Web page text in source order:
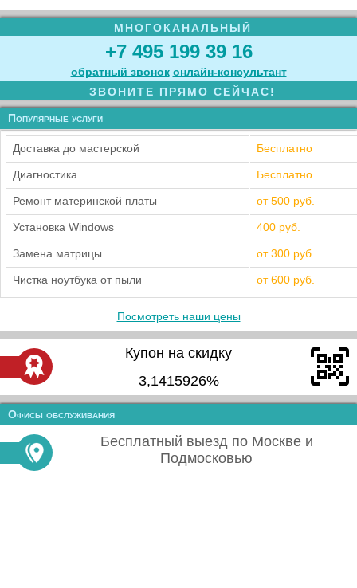
МНОГОКАНАЛЬНЫЙ
+7 495 199 39 16
обратный звонок онлайн‑консультант
ЗВОНИТЕ ПРЯМО СЕЙЧАС!
Популярные услуги
Доставка до мастерской Бесплатно
Диагностика Бесплатно
Ремонт материнской платы от 500 руб.
Установка Windows 400 руб.
Замена матрицы от 300 руб.
Чистка ноутбука от пыли от 600 руб.
Посмотреть наши цены
Купон на скидку
3,1415926%
Офисы обслуживания
Бесплатный выезд по Москве и
Подмосковью